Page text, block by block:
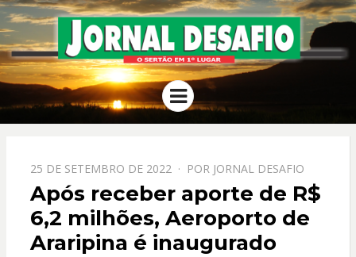
JORNAL
DESAFIO
O Sertão em 1º Lugar
Menu
PPOSTADO
EM
25 DE SETEMBRO DE 2022 POR JORNAL DESAFIO
Após receber aporte de R$
6,2 milhões, Aeroporto de
Araripina é inaugurado